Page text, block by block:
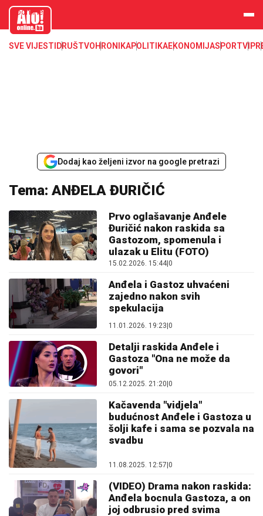
aloonline.b
SVE VIJESTI DRUŠTVOHRONIKAPOLITIKAEKONOMIJASPORTVIP
Dodaj kao željeni izvor na google pretrazi
Tema: ANĐELA ĐURIČIĆ
Prvo oglašavanje Anđele
Đuričić nakon raskida sa
Gastozom, spomenula i
ulazak u Elitu (FOTO)
15.02.2026. 15:44 0
Anđela i Gastoz uhvaćeni
zajedno nakon svih
spekulacija
11.01.2026. 19:23|0
Detalji raskida Anđele i
Gastoza "Ona ne može da
govori"
05.12.2025. 21:20|0
Kačavenda "vidjela"
budućnost Anđele i Gastoza u
šolji kafe i sama se pozvala na
svadbu
11.08.2025. 12:57|0
(VIDEO) Drama nakon raskida:
Anđela bocnula Gastoza, a on
joj odbrusio pred svima